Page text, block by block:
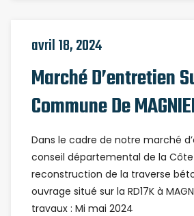
avril 18, 2024
Marché D’entretien
Commune De
Dans le cadre de notre marché
conseil départemental de la Côte
reconstruction de la traverse
ouvrage situé sur la RD17K à
travaux : Mi mai 2024